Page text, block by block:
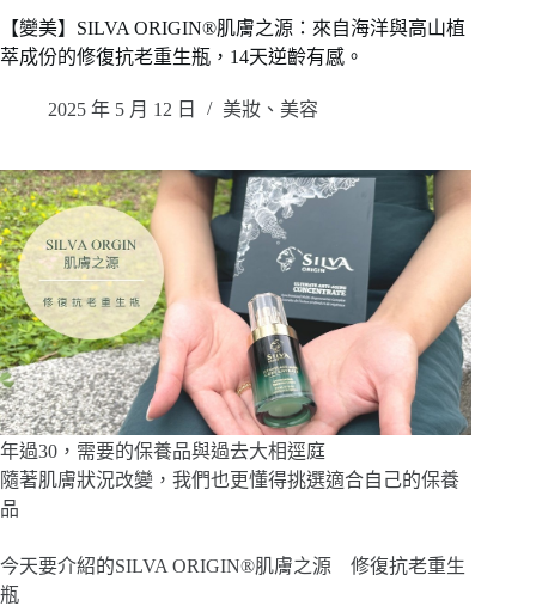
【變美】SILVA ORIGIN®肌膚之源：來自海洋與高山植
萃成份的修復抗老重生瓶，14天逆齡有感。
2025 年 5 月 12 日 美妝、美容
年過30，需要的保養品與過去大相逕庭
隨著肌膚狀況改變，我們也更懂得挑選適合自己的保養
品
今天要介紹的SILVA ORIGIN®肌膚之源 修復抗老重生
瓶